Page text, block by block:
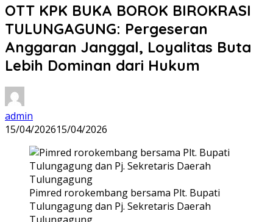
OTT KPK BUKA BOROK BIROKRASI
TULUNGAGUNG: Pergeseran
Anggaran Janggal, Loyalitas Buta
Lebih Dominan dari Hukum
admin
15/04/202615/04/2026
Pimred rorokembang bersama Plt. Bupati
Tulungagung dan Pj. Sekretaris Daerah